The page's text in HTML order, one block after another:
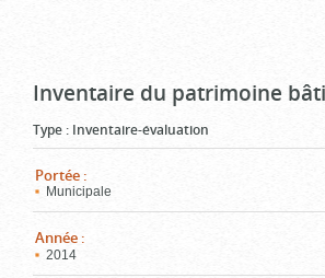
Inventaire du patrimoine
Type : Inventaire-évaluation
Portée :
Municipale
Année :
2014